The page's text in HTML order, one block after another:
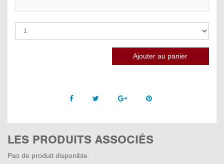
Facebook Twitter Google +Pinterest
LES PRODUITS ASSOCIÉS
Pas de produit disponible.